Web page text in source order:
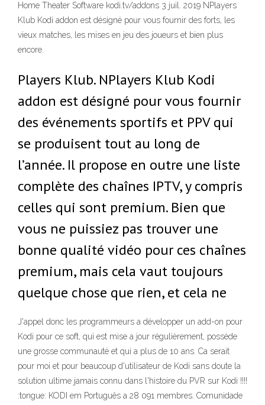
Home Theater Software kodi.tv/addons 3 juil. 2019 NPlayers
Klub Kodi addon est désigné pour vous fournir des forts, les
vieux matches, les mises en jeu des joueurs et bien plus
encore.
Players Klub. NPlayers Klub Kodi
addon est désigné pour vous fournir
des événements sportifs et PPV qui
se produisent tout au long de
l’année. Il propose en outre une liste
complète des chaînes IPTV, y compris
celles qui sont premium. Bien que
vous ne puissiez pas trouver une
bonne qualité vidéo pour ces chaînes
premium, mais cela vaut toujours
quelque chose que rien, et cela ne
J'appel donc les programmeurs a développer un add-on pour
Kodi pour ce soft, qui est mise a jour régulièrement, possède
une grosse communauté et qui a plus de 10 ans. Ca serait
pour moi et pour beaucoup d'utilisateur de Kodi sans doute la
solution ultime jamais connu dans l'histoire du PVR sur Kodi !!!!
:tongue: KODI em Português a 28 091 membres. Comunidade